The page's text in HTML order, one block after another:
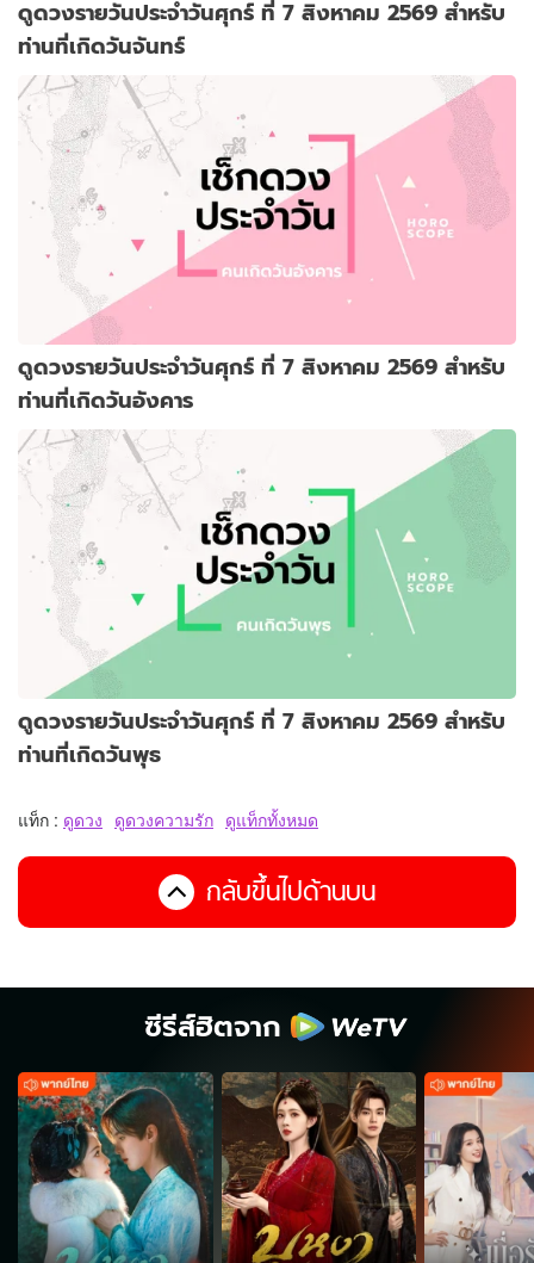
ดูดวงรายวันประจำวันศุกร์ ที่ 7 สิงหาคม 2569 สำหรับ
ท่านที่เกิดวันจันทร์
ดูดวงรายวันประจำวันศุกร์ ที่ 7 สิงหาคม 2569 สำหรับ
ท่านที่เกิดวันอังคาร
ดูดวงรายวันประจำวันศุกร์ ที่ 7 สิงหาคม 2569 สำหรับ
ท่านที่เกิดวันพุธ
แท็ก : ดูดวง ดูดวงความรัก ดูแท็กทั้งหมด
กลับขึ้นไปด้านบน
ซีรีส์ฮิตจาก